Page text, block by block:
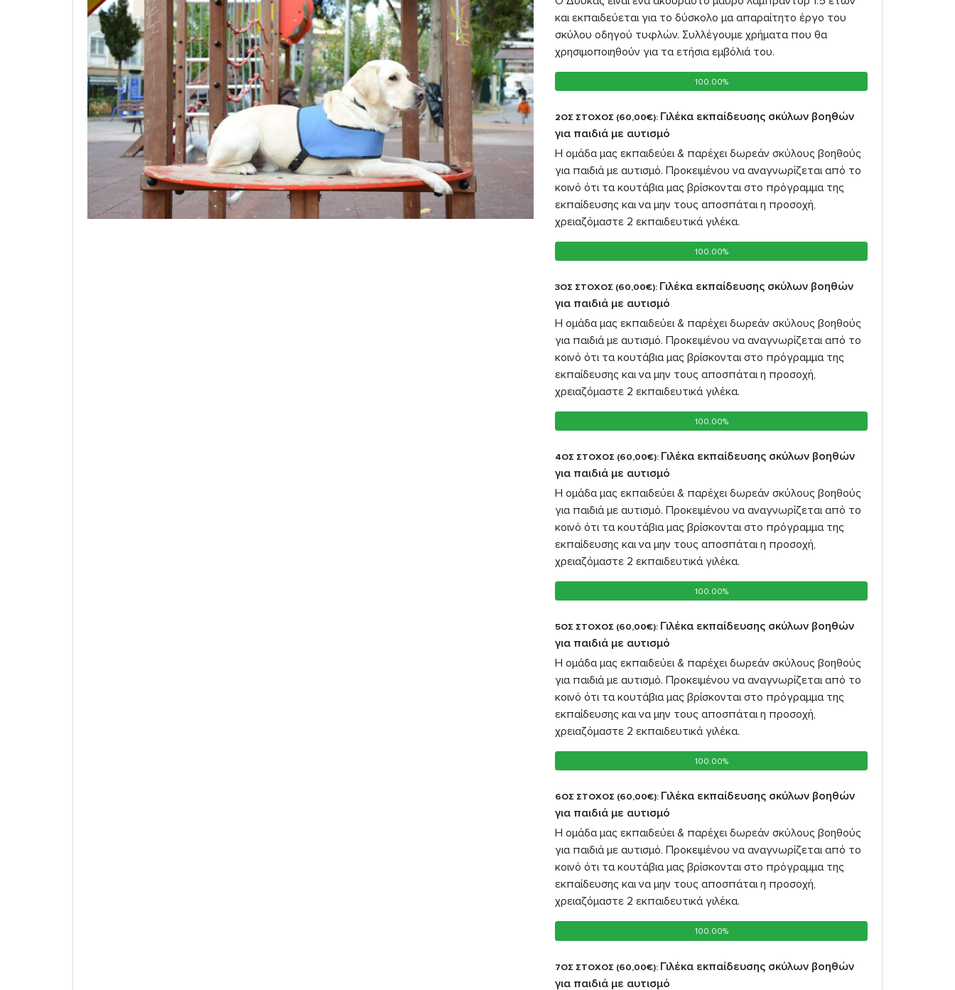
και εκπαιδεύεται για το δύσκολο μα απαραίτητο έργο του
σκύλου οδηγού τυφλών. Συλλέγουμε χρήματα που θα
χρησιμοποιηθούν για τα ετήσια εμβόλιά του.
100.00%
100.00%
2ΟΣ ΣΤΟΧΟΣ (60,00€): Γιλέκα εκπαίδευσης σκύλων βοηθών
για παιδιά με αυτισμό
Η ομάδα μας εκπαιδεύει & παρέχει δωρεάν σκύλους βοηθούς
για παιδιά με αυτισμό. Προκειμένου να αναγνωρίζεται από το
κοινό ότι τα κουτάβια μας βρίσκονται στο πρόγραμμα της
εκπαίδευσης και να μην τους αποσπάται η προσοχή,
χρειαζόμαστε 2 εκπαιδευτικά γιλέκα.
100.00%
100.00%
3ΟΣ ΣΤΟΧΟΣ (60,00€): Γιλέκα εκπαίδευσης σκύλων βοηθών
για παιδιά με αυτισμό
Η ομάδα μας εκπαιδεύει & παρέχει δωρεάν σκύλους βοηθούς
για παιδιά με αυτισμό. Προκειμένου να αναγνωρίζεται από το
κοινό ότι τα κουτάβια μας βρίσκονται στο πρόγραμμα της
εκπαίδευσης και να μην τους αποσπάται η προσοχή,
χρειαζόμαστε 2 εκπαιδευτικά γιλέκα.
100.00%
100.00%
4ΟΣ ΣΤΟΧΟΣ (60,00€): Γιλέκα εκπαίδευσης σκύλων βοηθών
για παιδιά με αυτισμό
Η ομάδα μας εκπαιδεύει & παρέχει δωρεάν σκύλους βοηθούς
για παιδιά με αυτισμό. Προκειμένου να αναγνωρίζεται από το
κοινό ότι τα κουτάβια μας βρίσκονται στο πρόγραμμα της
εκπαίδευσης και να μην τους αποσπάται η προσοχή,
χρειαζόμαστε 2 εκπαιδευτικά γιλέκα.
100.00%
100.00%
5ΟΣ ΣΤΟΧΟΣ (60,00€): Γιλέκα εκπαίδευσης σκύλων βοηθών
για παιδιά με αυτισμό
Η ομάδα μας εκπαιδεύει & παρέχει δωρεάν σκύλους βοηθούς
για παιδιά με αυτισμό. Προκειμένου να αναγνωρίζεται από το
κοινό ότι τα κουτάβια μας βρίσκονται στο πρόγραμμα της
εκπαίδευσης και να μην τους αποσπάται η προσοχή,
χρειαζόμαστε 2 εκπαιδευτικά γιλέκα.
100.00%
100.00%
6ΟΣ ΣΤΟΧΟΣ (60,00€): Γιλέκα εκπαίδευσης σκύλων βοηθών
για παιδιά με αυτισμό
Η ομάδα μας εκπαιδεύει & παρέχει δωρεάν σκύλους βοηθούς
για παιδιά με αυτισμό. Προκειμένου να αναγνωρίζεται από το
κοινό ότι τα κουτάβια μας βρίσκονται στο πρόγραμμα της
εκπαίδευσης και να μην τους αποσπάται η προσοχή,
χρειαζόμαστε 2 εκπαιδευτικά γιλέκα.
100.00%
100.00%
7ΟΣ ΣΤΟΧΟΣ (60,00€): Γιλέκα εκπαίδευσης σκύλων βοηθών
για παιδιά με αυτισμό